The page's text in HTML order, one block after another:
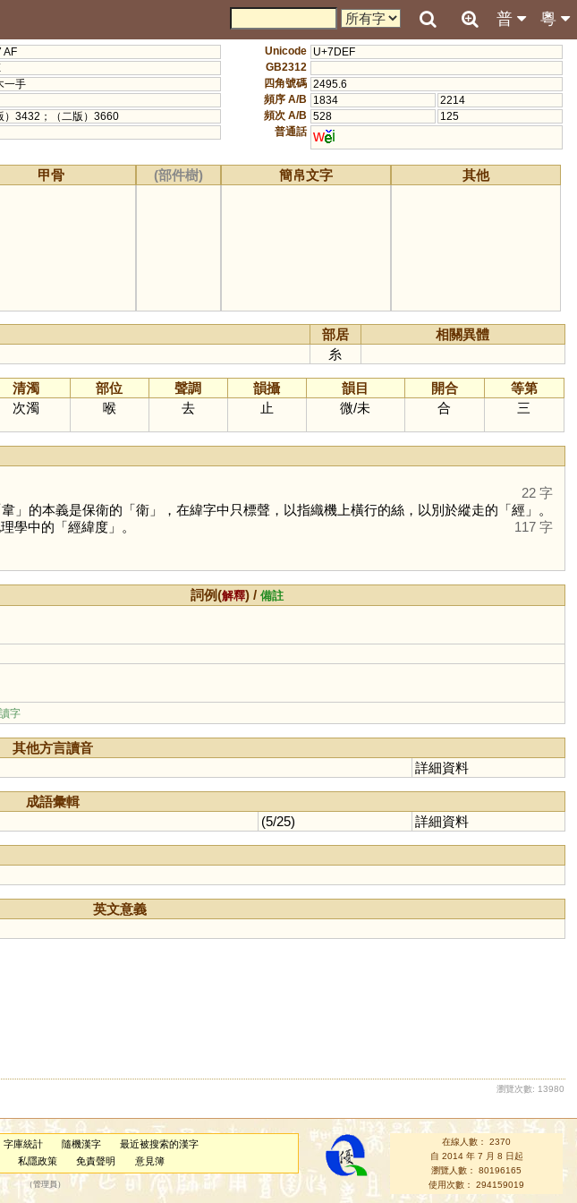
粵
普
AF
一手
）3432；（二版）3660
Unicode U+7DEF
GB2312
四角號碼 2495.6
頻序 A/B
1834
2214
頻次 A/B 528
125
普通話 w i
甲骨 (部件樹) 簡帛文字 其他
部居
相關異體
糸
清濁 部位 聲調 韻攝 韻目 開合
等第
次濁 喉 去 止 微/未 合 三
22 字
韋」的本義是保衛的「衛」，在緯字中只標聲，以指織機上橫行的絲，以別於縱走的「經 」。
學中的「經緯度」。
117 字
詞例(解釋) /備註
字
其他方言讀音
詳細資料
成語彙輯
(5/25) 詳細資料
英文意義
瀏覽次數: 13980
字庫統計 隨機漢字
最近被搜索的漢字
私隱政策 免責聲明 意見簿
（管理員 ）
在線人數： 2370
自 2014 年 7 月 8 日起
瀏覽人數： 80196165
使用次數： 294159019